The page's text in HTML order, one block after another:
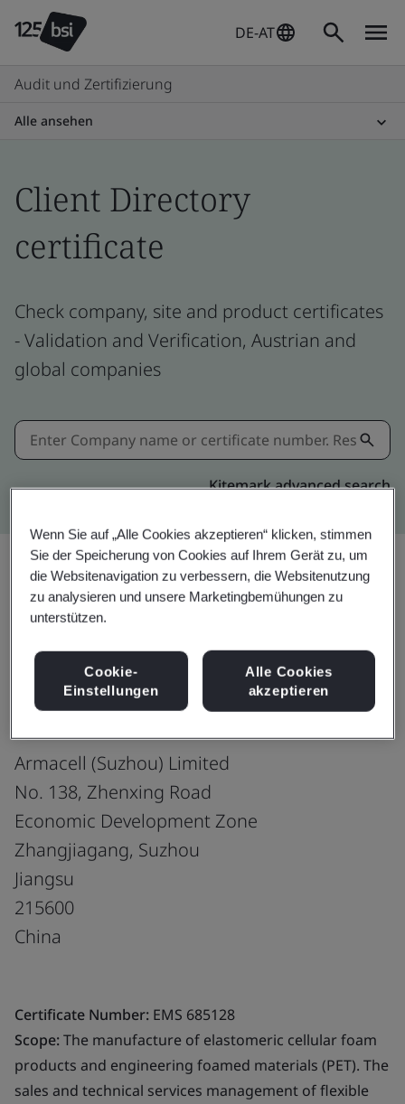
DE-AT
Audit und Zertifizierung
Alle ansehen
Client Directory
certificate
Check company, site and product certificates
- Validation and Verification, Austrian and
global companies
Kitemark advanced search
Teilen: Download
ISO 14001:2015
Armacell (Suzhou) Limited
No. 138, Zhenxing Road
Economic Development Zone
Zhangjiagang, Suzhou
Jiangsu
215600
China
Certificate Number: EMS 685128
Scope:The manufacture of elastomeric cellular foam
products and engineering foamed materials (PET). The
sales and technical services management of flexible
Wenn Sie auf „Alle Cookies akzeptieren“ klicken, stimmen
Sie der Speicherung von Cookies auf Ihrem Gerät zu, um
die Websitenavigation zu verbessern, die Websitenutzung
zu analysieren und unsere Marketingbemühungen zu
unterstützen.
Cookie-
Einstellungen
Alle Cookies
akzeptieren